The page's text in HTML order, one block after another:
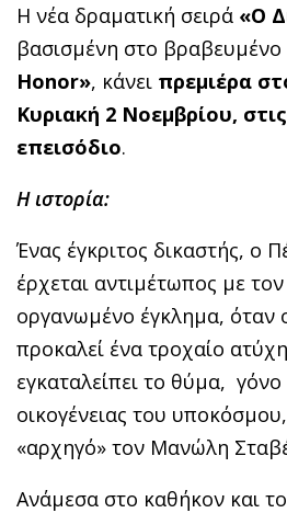
Η νέα δραματική σειρά «Ο
βασισμένη στο βραβευμένο
Honor», κάνει πρεμιέρα
Κυριακή 2 Νοεμβρίου,
επεισόδιο.
Η ιστορία:
Ένας έγκριτος δικαστής, ο
έρχεται αντιμέτωπος με
οργανωμένο έγκλημα, όταν
προκαλεί ένα τροχαίο
εγκαταλείπει το θύμα,
οικογένειας του
«αρχηγό» τον Μανώλη
Ανάμεσα στο καθήκον και